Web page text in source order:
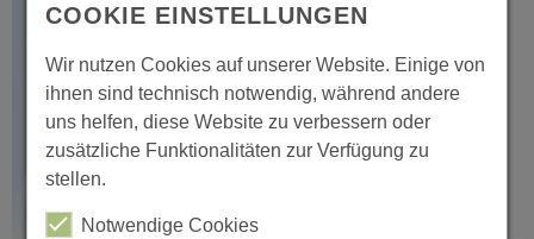
Die Seilbahnen Thale bei
MDR um zwei.
play_circle
COOKIE EINSTELLUNGEN
Wir nutzen Cookies auf unserer Website. Einige von
ihnen sind technisch notwendig, während andere
uns helfen, diese Website zu verbessern oder
zusätzliche Funktionalitäten zur Verfügung zu
stellen.
Notwendige Cookies